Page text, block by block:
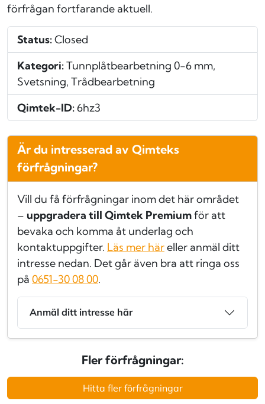
förfrågan fortfarande aktuell.
Status:Closed
Kategori:Tunnplåtbearbetning 0-6 mm,
Svetsning, Trådbearbetning
Qimtek-ID:6hz3
Är du intresserad av Qimteks
förfrågningar?
Vill du få förfrågningar inom det här området
– uppgradera till Qimtek Premiumför att
bevaka och komma åt underlag och
kontaktuppgifter. Läs mer häreller anmäl ditt
intresse nedan. Det går även bra att ringa oss
på 0651-30 08 00.
Anmäl ditt intresse här
Fler förfrågningar:
Hitta fler förfrågningar